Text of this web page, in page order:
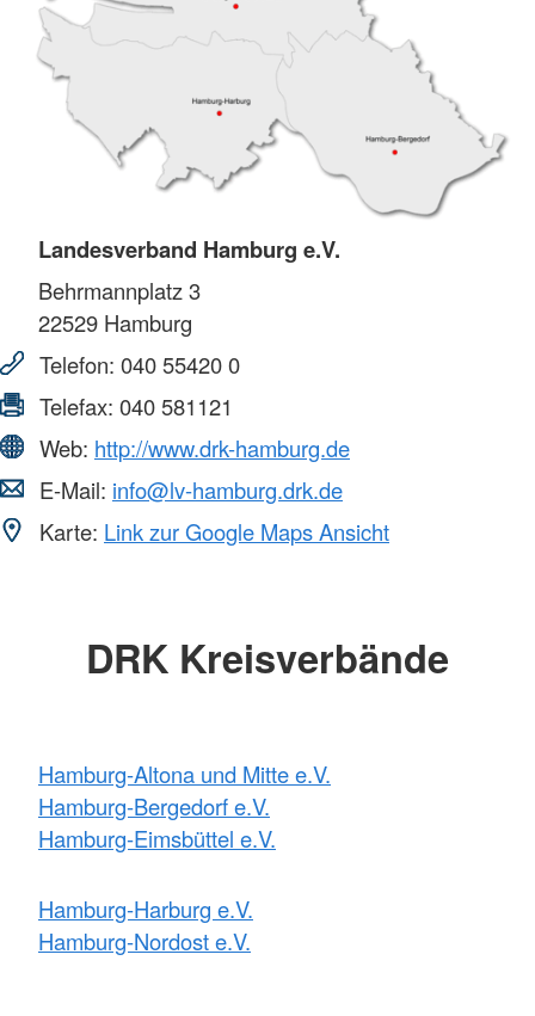
Landesverband Hamburg e.V.
Behrmannplatz 3
22529 Hamburg
Telefon: 040 55420 0
Telefax: 040 581121
Web: http://www.drk-hamburg.de
E-Mail: info@lv-hamburg.drk.de
Karte: Link zur Google Maps Ansicht
DRK Kreisverbände
Hamburg-Altona und Mitte e.V.
Hamburg-Bergedorf e.V.
Hamburg-Eimsbüttel e.V.
Hamburg-Harburg e.V.
Hamburg-Nordost e.V.